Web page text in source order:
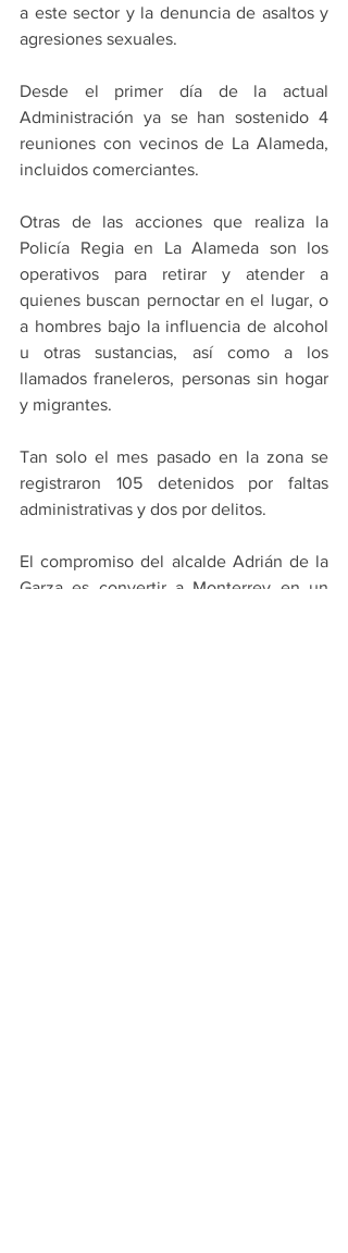
a este sector y la denuncia de asaltos y
agresiones sexuales.
Desde el primer día de la actual
Administración ya se han sostenido 4
reuniones con vecinos de La Alameda,
incluidos comerciantes.
Otras de las acciones que realiza la
Policía Regia en La Alameda son los
operativos para retirar y atender a
quienes buscan pernoctar en el lugar, o
a hombres bajo la influencia de alcohol
u otras sustancias, así como a los
llamados franeleros, personas sin hogar
y migrantes.
Tan solo el mes pasado en la zona se
registraron 105 detenidos por faltas
administrativas y dos por delitos.
El compromiso del alcalde Adrián de la
Garza es convertir a Monterrey en un